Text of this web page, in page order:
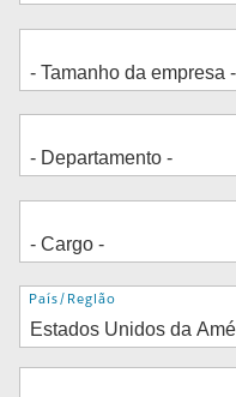
Endereço
País/Região